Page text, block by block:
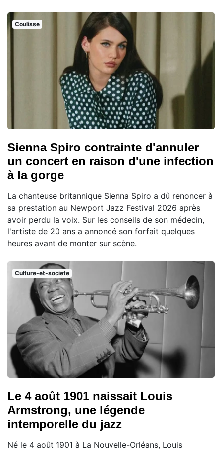
Coulisse
Sienna Spiro contrainte d'annuler
un concert en raison d'une infection
à la gorge
La chanteuse britannique Sienna Spiro a dû renoncer à
sa prestation au Newport Jazz Festival 2026 après
avoir perdu la voix. Sur les conseils de son médecin,
l'artiste de 20 ans a annoncé son forfait quelques
heures avant de monter sur scène.
Culture-et-societe
Le 4 août 1901 naissait Louis
Armstrong, une légende
intemporelle du jazz
Né le 4 août 1901 à La Nouvelle-Orléans, Louis